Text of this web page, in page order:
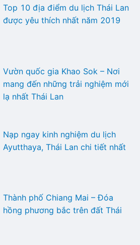
Top 10 địa điểm du lịch Thái Lan
được yêu thích nhất năm 2019
Vườn quốc gia Khao Sok – Nơi
mang đến những trải nghiệm mới
lạ nhất Thái Lan
Nạp ngay kinh nghiệm du lịch
Ayutthaya, Thái Lan chi tiết nhất
Thành phố Chiang Mai – Đóa
hồng phương bắc trên đất Thái